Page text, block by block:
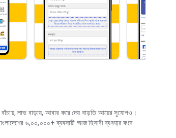
লাভ বাড়ায়, আবার করে দেয় বাড়তি আয়ের সুযোগও।
৬,০০,০০০+ ব্যবসায়ী আজ হিসাবী ব্যবহার করে